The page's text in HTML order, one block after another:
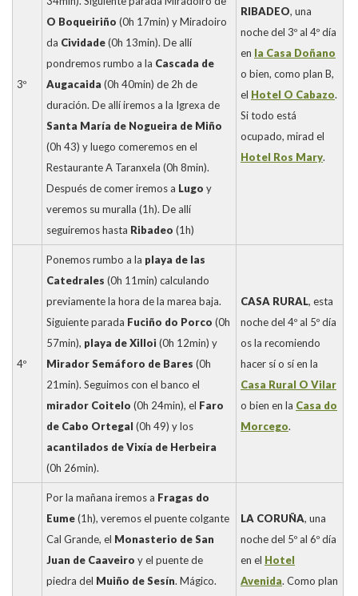
3º
O Boqueiriño (0h 17min) y Miradoiro
da Cividade(0h 13min). De allí
pondremos rumbo a la Cascada de
Augacaida (0h 40min) de 2h de
duración. De allí iremos a la Igrexa de
Santa María de Nogueira de Miño
(0h 43) y luego comeremos en el
Restaurante A Taranxela (0h 8min).
Después de comer iremos a Lugo y
veremos su muralla (1h). De allí
seguiremos hasta Ribadeo (1h)
RIBADEO, una
noche del 3º al 4º día
en la Casa Doñano
o bien, como plan B,
el Hotel O Cabazo.
Si todo está
ocupado, mirad el
Hotel Ros Mary.
4º
Ponemos rumbo a la playa de las
Catedrales (0h 11min) calculando
previamente la hora de la marea baja.
Siguiente parada Fuciño do Porco (0h
57min), playa de Xilloi (0h 12min) y
Mirador Semáforo de Bares (0h
21min). Seguimos con el banco el
mirador Coitelo (0h 24min), el Faro
de Cabo Ortegal (0h 49) y los
acantilados de Vixía de Herbeira
(0h 26min).
CASA RURAL, esta
noche del 4º al 5º día
os la recomiendo
hacer sí o sí en la
Casa Rural O Vilar
o bien en la Casa do
Morcego.
Por la mañana iremos a Fragas do
Eume(1h), veremos el puente colgante
Cal Grande, el Monasterio de San
Juan de Caaveiro y el puente de
piedra del Muiño de Sesín. Mágico.
LA CORUÑA, una
noche del 5º al 6º día
en el Hotel
Avenida. Como plan